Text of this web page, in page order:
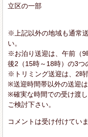
立区の一部
※上記以外の地域も通常
い。
※お泊り送迎は、午前（9
後2（15時～18時）の3つ
※トリミング送迎は、2時
※送迎時間帯以外の送迎
※確実な時間での受け渡
ご検討下さい。
コメントは受け付けていま